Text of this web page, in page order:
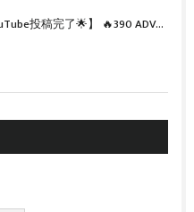
【🌟本日のYouTube投稿完了🌟】 🔥390 ADVENTURE R × KTM山形 オリジナルデカール仕様誕生🔥